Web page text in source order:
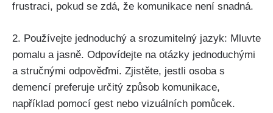
frustraci, pokud se zdá, že komunikace není snadná.
2. Používejte jednoduchý a srozumitelný jazyk: Mluvte
pomalu a jasně. Odpovídejte na otázky jednoduchými
a stručnými odpověďmi. Zjistěte, jestli osoba s
demencí preferuje určitý způsob komunikace,
například pomocí gest nebo vizuálních pomůcek.